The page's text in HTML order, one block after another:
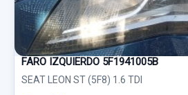
FARO IZQUIERDO 5F1941005B
SEAT LEON ST (5F8) 1.6 TDI